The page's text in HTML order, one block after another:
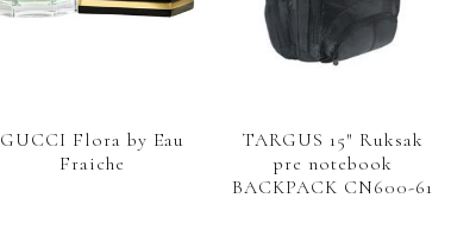
GUCCI Flora by Eau
Fraiche
TARGUS 15″ Ruksak
pre notebook
BACKPACK CN600-61